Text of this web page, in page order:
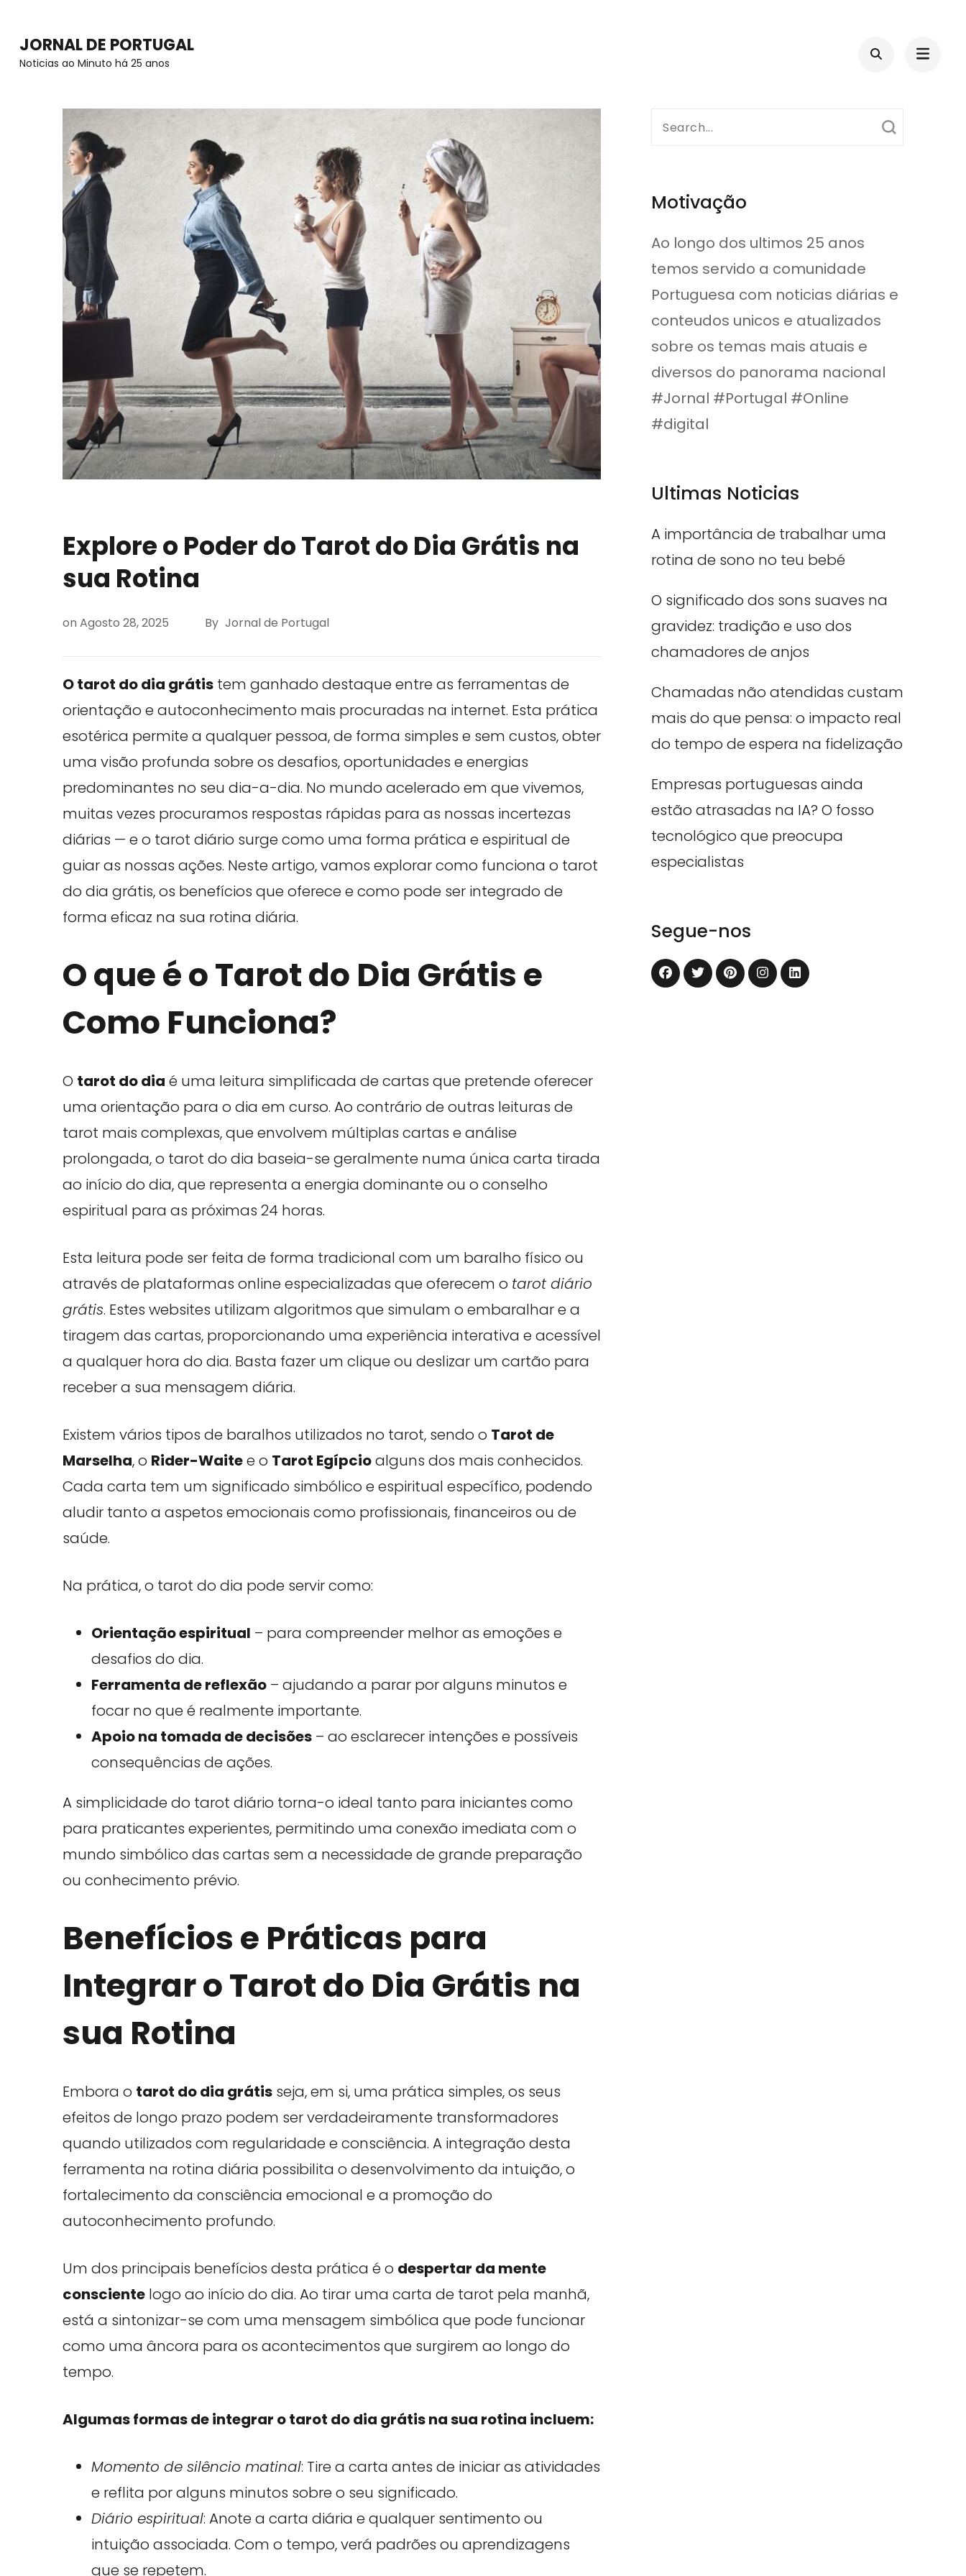
content
JORNAL DE PORTUGAL
Noticias ao Minuto há 25 anos
Explore o Poder do Tarot do Dia Grátis na
sua Rotina
on Agosto 28, 2025 By Jornal de Portugal
O tarot do dia grátis tem ganhado destaque entre as ferramentas de
orientação e autoconhecimento mais procuradas na internet. Esta prática
esotérica permite a qualquer pessoa, de forma simples e sem custos, obter
uma visão profunda sobre os desafios, oportunidades e energias
predominantes no seu dia-a-dia. No mundo acelerado em que vivemos,
muitas vezes procuramos respostas rápidas para as nossas incertezas
diárias — e o tarot diário surge como uma forma prática e espiritual de
guiar as nossas ações. Neste artigo, vamos explorar como funciona o tarot
do dia grátis, os benefícios que oferece e como pode ser integrado de
forma eficaz na sua rotina diária.
O que é o Tarot do Dia Grátis e
Como Funciona?
O tarot do dia é uma leitura simplificada de cartas que pretende oferecer
uma orientação para o dia em curso. Ao contrário de outras leituras de
tarot mais complexas, que envolvem múltiplas cartas e análise
prolongada, o tarot do dia baseia-se geralmente numa única carta tirada
ao início do dia, que representa a energia dominante ou o conselho
espiritual para as próximas 24 horas.
Esta leitura pode ser feita de forma tradicional com um baralho físico ou
através de plataformas online especializadas que oferecem o tarot diário
grátis. Estes websites utilizam algoritmos que simulam o embaralhar e a
tiragem das cartas, proporcionando uma experiência interativa e acessível
a qualquer hora do dia. Basta fazer um clique ou deslizar um cartão para
receber a sua mensagem diária.
Existem vários tipos de baralhos utilizados no tarot, sendo o Tarot de
Marselha, o Rider-Waitee o Tarot Egípcioalguns dos mais conhecidos.
Cada carta tem um significado simbólico e espiritual específico, podendo
aludir tanto a aspetos emocionais como profissionais, financeiros ou de
saúde.
Na prática, o tarot do dia pode servir como:
Orientação espiritual – para compreender melhor as emoções e
desafios do dia.
Ferramenta de reflexão – ajudando a parar por alguns minutos e
focar no que é realmente importante.
Apoio na tomada de decisões – ao esclarecer intenções e possíveis
consequências de ações.
A simplicidade do tarot diário torna-o ideal tanto para iniciantes como
para praticantes experientes, permitindo uma conexão imediata com o
mundo simbólico das cartas sem a necessidade de grande preparação
ou conhecimento prévio.
Benefícios e Práticas para
Integrar o Tarot do Dia Grátis na
sua Rotina
Embora o tarot do dia grátis seja, em si, uma prática simples, os seus
efeitos de longo prazo podem ser verdadeiramente transformadores
quando utilizados com regularidade e consciência. A integração desta
ferramenta na rotina diária possibilita o desenvolvimento da intuição, o
fortalecimento da consciência emocional e a promoção do
autoconhecimento profundo.
Um dos principais benefícios desta prática é o despertar da mente
consciente logo ao início do dia. Ao tirar uma carta de tarot pela manhã,
está a sintonizar-se com uma mensagem simbólica que pode funcionar
como uma âncora para os acontecimentos que surgirem ao longo do
tempo.
Algumas formas de integrar o tarot do dia grátis na sua rotina incluem:
Momento de silêncio matinal: Tire a carta antes de iniciar as atividades
e reflita por alguns minutos sobre o seu significado.
Diário espiritual: Anote a carta diária e qualquer sentimento ou
intuição associada. Com o tempo, verá padrões ou aprendizagens
que se repetem.
Search
Motivação
Ao longo dos ultimos 25 anos
temos servido a comunidade
Portuguesa com noticias diárias e
conteudos unicos e atualizados
sobre os temas mais atuais e
diversos do panorama nacional
#Jornal #Portugal #Online
#digital
Ultimas Noticias
A importância de trabalhar uma
rotina de sono no teu bebé
O significado dos sons suaves na
gravidez: tradição e uso dos
chamadores de anjos
Chamadas não atendidas custam
mais do que pensa: o impacto real
do tempo de espera na fidelização
Empresas portuguesas ainda
estão atrasadas na IA? O fosso
tecnológico que preocupa
especialistas
Segue-nos